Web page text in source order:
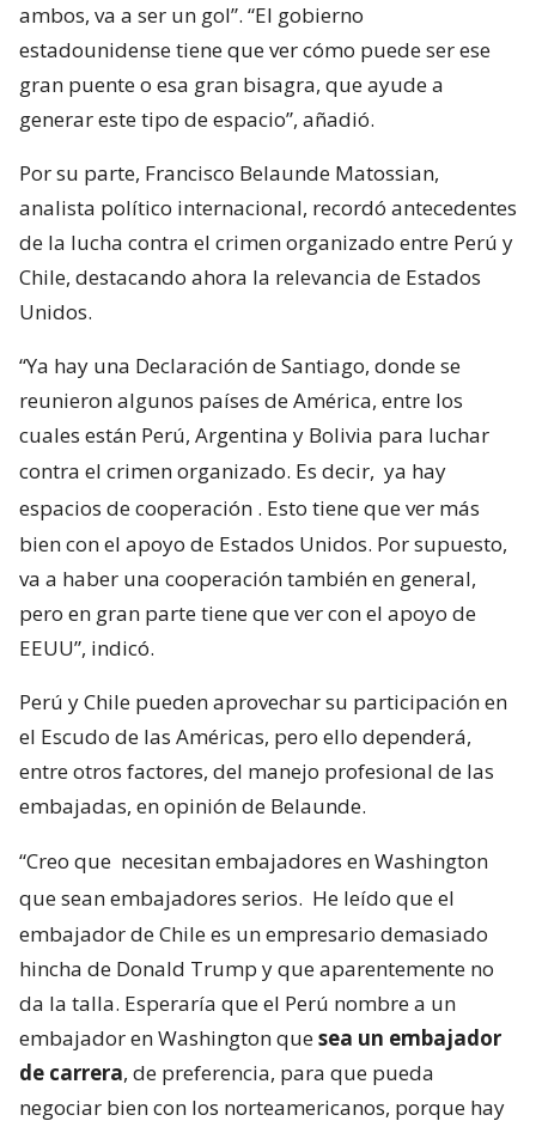
ambos, va a ser un gol”. “El gobierno
estadounidense tiene que ver cómo puede ser ese
gran puente o esa gran bisagra, que ayude a
generar este tipo de espacio”, añadió.
Por su parte, Francisco Belaunde Matossian,
analista político internacional, recordó antecedentes
de la lucha contra el crimen organizado entre Perú y
Chile, destacando ahora la relevancia de Estados
Unidos.
“Ya hay una Declaración de Santiago, donde se
reunieron algunos países de América, entre los
cuales están Perú, Argentina y Bolivia para luchar
contra el crimen organizado. Es decir, ya hay
espacios de cooperación . Esto tiene que ver más
bien con el apoyo de Estados Unidos. Por supuesto,
va a haber una cooperación también en general,
pero en gran parte tiene que ver con el apoyo de
EEUU”, indicó.
Perú y Chile pueden aprovechar su participación en
el Escudo de las Américas, pero ello dependerá,
entre otros factores, del manejo profesional de las
embajadas, en opinión de Belaunde.
“Creo que necesitan embajadores en Washington
que sean embajadores serios. He leído que el
embajador de Chile es un empresario demasiado
hincha de Donald Trump y que aparentemente no
da la talla. Esperaría que el Perú nombre a un
embajador en Washington quesea un embajador
de carrera, de preferencia, para que pueda
negociar bien con los norteamericanos, porque hay